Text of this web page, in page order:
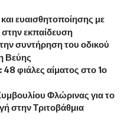
ευαισθητοποίησης με
εκπαίδευση
συντήρηση του οδικού
Βεύης
48 φιάλες αίματος στο 1ο
Φλώρινας για το
στην Τριτοβάθμια